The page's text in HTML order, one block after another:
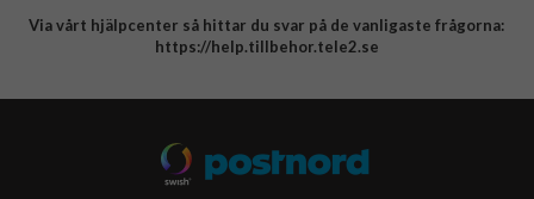
Integritetspolicy
Via vårt hjälpcenter så hittar du svar på de vanligaste frågorna:
https://help.tillbehor.tele2.se